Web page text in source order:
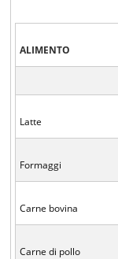
ALIMENTO
Latte
Formaggi
Carne bovina
Carne di pollo